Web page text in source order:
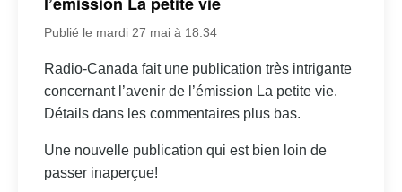
Publié le mardi 27 mai à 18:34
Radio-Canada fait une publication très intrigante
concernant l’avenir de l’émission La petite vie.
Détails dans les commentaires plus bas.
Une nouvelle publication qui est bien loin de
passer inaperçue!